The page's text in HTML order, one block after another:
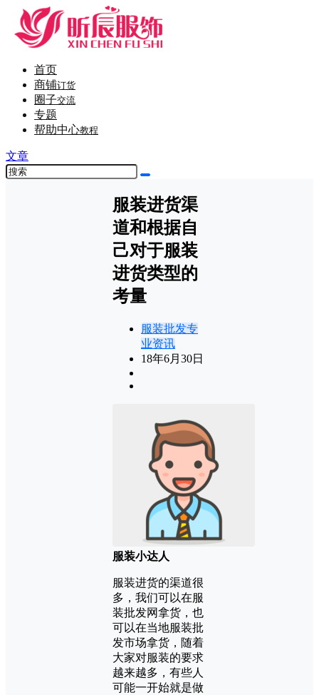
首页
商铺订货
圈子交流
专题
帮助中心教程
文章
服装进货渠
道和根据自
己对于服装
进货类型的
考量
服装批发专
业资讯
18年6月30日
服装小达人
服装进货的渠道很
多，我们可以在服
装批发网拿货，也
可以在当地服装批
发市场拿货，随着
大家对服装的要求
越来越多，有些人
可能一开始就是做